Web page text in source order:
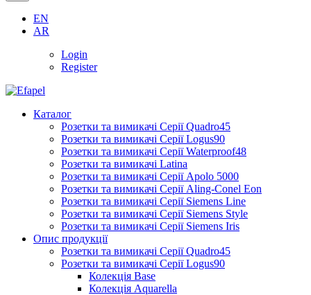
EN
AR
Login
Register
Каталог
Розетки та вимикачі Серії Quadro45
Розетки та вимикачі Серії Logus90
Розетки та вимикачі Серії Waterproof48
Розетки та вимикачі Latina
Розетки та вимикачі Серії Apolo 5000
Розетки та вимикачі Серії Aling-Conel Eon
Розетки та вимикачі Серії Siemens Line
Розетки та вимикачі Серії Siemens Style
Розетки та вимикачі Серії Siemens Iris
Опис продукції
Розетки та вимикачі Серії Quadro45
Розетки та вимикачі Серії Logus90
Колекція Base
Колекція Aquarella